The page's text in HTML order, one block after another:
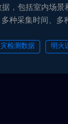
，包括室内场
种采集时间、多
检测数据
明火